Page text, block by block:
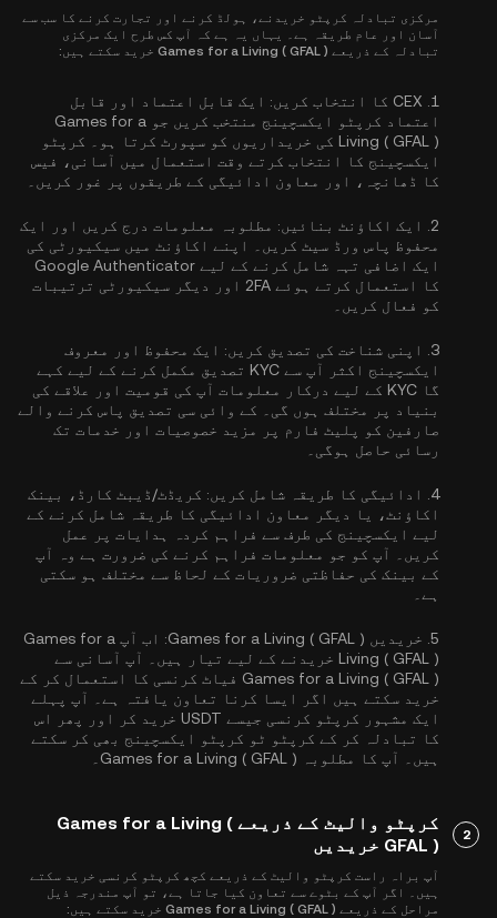
مرکزی تبادلہ کرپٹو خریدنے، ہولڈ کرنے اور تجارت کرنے کا سب سے
آسان اور عام طریقہ ہے۔ یہاں یہ ہے کہ آپ کس طرح ایک مرکزی
تبادلہ کے ذریعے Games for a Living ( GFAL ) خرید سکتے ہیں:
1. CEX کا انتخاب کریں:
ایک قابل اعتماد اور قابل
اعتماد کرپٹو ایکسچینج منتخب کریں جو Games for a
Living ( GFAL ) کی خریداریوں کو سپورٹ کرتا ہو۔ کرپٹو
ایکسچینج کا انتخاب کرتے وقت استعمال میں آسانی، فیس
کا ڈھانچہ، اور معاون ادائیگی کے طریقوں پر غور کریں۔
2. ایک اکاؤنٹ بنائیں: مطلوبہ معلومات درج کریں اور ایک
محفوظ پاس ورڈ سیٹ کریں۔ اپنے اکاؤنٹ میں سیکیورٹی کی
ایک اضافی تہہ شامل کرنے کے لیے Google Authenticator
کا استعمال کرتے ہوئے 2FA
اور دیگر سیکیورٹی ترتیبات
کو فعال کریں۔
3. اپنی شناخت کی تصدیق کریں: ایک محفوظ اور معروف
ایکسچینج اکثر آپ سے
KYC تصدیق مکمل کرنے کے لیے کہے
گا
KYC کے لیے درکار معلومات آپ کی قومیت اور علاقے کی
بنیاد پر مختلف ہوں گی۔ کے وائی سی تصدیق پاس کرنے والے
صارفین کو پلیٹ فارم پر مزید خصوصیات اور خدمات تک
رسائی حاصل ہوگی۔
4. ادائیگی کا طریقہ شامل کریں: کریڈٹ/ڈیبٹ کارڈ، بینک
اکاؤنٹ، یا دیگر معاون ادائیگی کا طریقہ شامل کرنے کے
لیے ایکسچینج کی طرف سے فراہم کردہ ہدایات پر عمل
کریں۔ آپ کو جو معلومات فراہم کرنے کی ضرورت ہے وہ آپ
کے بینک کی حفاظتی ضروریات کے لحاظ سے مختلف ہو سکتی
ہے۔
5. خریدیں Games for a Living ( GFAL ):
اب آپ Games for a
Living ( GFAL ) خریدنے کے لیے تیار ہیں۔ آپ آسانی سے
Games for a Living ( GFAL ) فیاٹ کرنسی کا استعمال کر کے
خرید سکتے ہیں اگر ایسا کرنا تعاون یافتہ ہے۔ آپ پہلے
ایک مشہور کرپٹو کرنسی جیسے USDT خرید کر اور پھر اس
کا تبادلہ کر کے کرپٹو ٹو کرپٹو ایکسچینج بھی کر سکتے
ہیں۔ آپ کا مطلوبہ Games for a Living ( GFAL )۔
2
کرپٹو والیٹ کے ذریعے Games for a Living (
GFAL ) خریدیں
آپ براہ راست کرپٹو والیٹ کے ذریعے کچھ کرپٹو کرنسی خرید سکتے
ہیں۔ اگر آپ کے بٹوے سے تعاون کیا جاتا ہے، تو آپ مندرجہ ذیل
مراحل کے ذریعے Games for a Living ( GFAL ) خرید سکتے ہیں: